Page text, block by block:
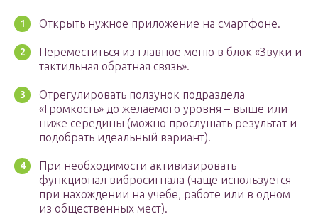
Открыть нужное приложение на смартфоне.
Переместиться из главное меню в блок «Звуки и
тактильная обратная связь».
Отрегулировать ползунок подраздела
«Громкость» до желаемого уровня – выше или
ниже середины (можно прослушать результат и
подобрать идеальный вариант).
При необходимости активизировать
функционал вибросигнала (чаще используется
при нахождении на учебе, работе или в одном
из общественных мест).